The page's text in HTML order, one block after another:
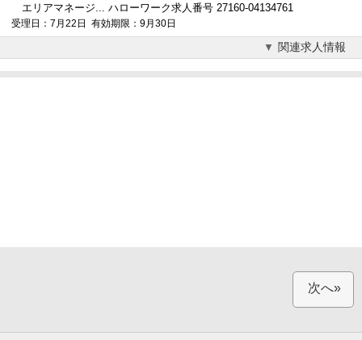
エリアマネージ... ハローワーク求人番号 27160-04134761
受理日：7月22日 有効期限：9月30日
関連求人情報
次へ»